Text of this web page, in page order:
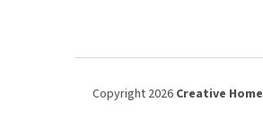
Copyright 2026 Creative Home